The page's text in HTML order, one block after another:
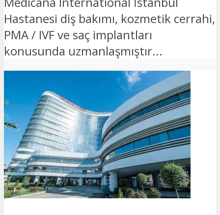
Hastanesi diş bakımı, kozmetik cerrahi,
PMA / IVF ve saç implantları
konusunda uzmanlaşmıştır...